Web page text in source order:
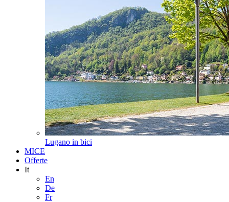
Lugano in bici
MICE
Offerte
It
En
De
Fr